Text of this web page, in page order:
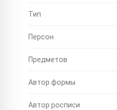
Тип
Персон
Предметов
Автор формы
Автор росписи